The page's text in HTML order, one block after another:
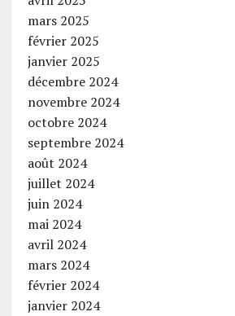
mars 2025
février 2025
janvier 2025
décembre 2024
novembre 2024
octobre 2024
septembre 2024
août 2024
juillet 2024
juin 2024
mai 2024
avril 2024
mars 2024
février 2024
janvier 2024